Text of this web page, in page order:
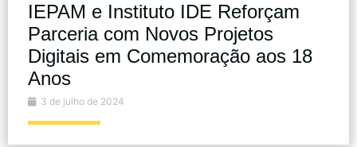
IEPAM e Instituto IDE Reforçam
Parceria com Novos Projetos
Digitais em Comemoração aos 18
Anos
3 de julho de 2024